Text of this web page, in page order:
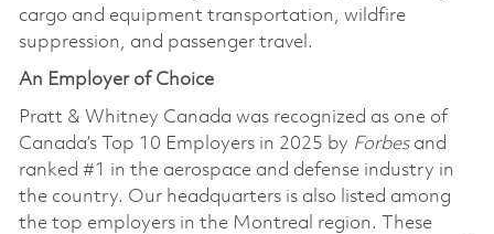
cargo and equipment transportation, wildfire
suppression, and passenger travel.
An Employer of Choice
Pratt & Whitney Canada was recognized as one of
Canada’s Top 10 Employers in 2025 by Forbesand
ranked #1 in the aerospace and defense industry in
the country. Our headquarters is also listed among
the top employers in the Montreal region. These